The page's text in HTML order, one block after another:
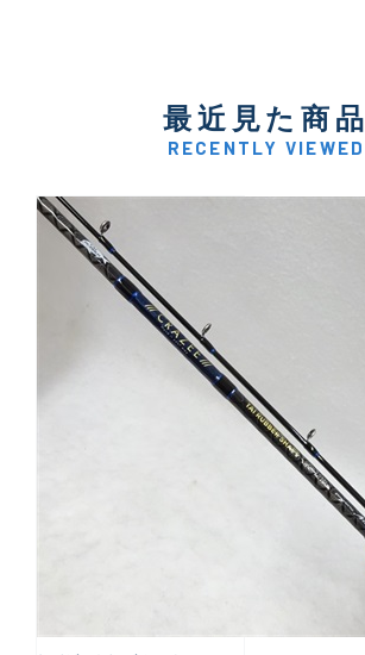
最近見た商品
RECENTLY VIEWED